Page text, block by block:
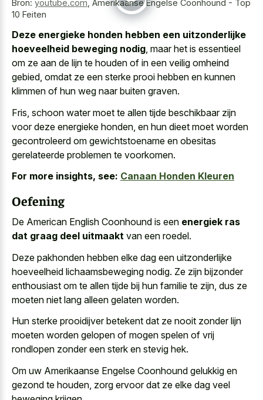
Bron: youtube.com Amerikaanse Engelse Coonhound - Top
10 Feiten
Deze energieke honden hebben een uitzonderlijke
hoeveelheid beweging nodig, maar het is essentieel
om ze aan de lijn te houden of in een veilig omheind
gebied, omdat ze een sterke prooi hebben en kunnen
klimmen of hun weg naar buiten graven.
Fris, schoon water moet te allen tijde beschikbaar zijn
voor deze energieke honden , en hun dieet moet worden
gecontroleerd om gewichtstoename en obesitas
gerelateerde problemen te voorkomen.
For more insights, see: Canaan Honden Kleuren
Oefening
De American English Coonhound is een energiek ras
dat graag deel uitmaakt van een roedel.
Deze pakhonden hebben elke dag een uitzonderlijke
hoeveelheid lichaamsbeweging nodig. Ze zijn bijzonder
enthousiast om te allen tijde bij hun familie te zijn, dus ze
moeten niet lang alleen gelaten worden.
Hun sterke prooidijver betekent dat ze nooit zonder lijn
moeten worden gelopen of mogen spelen of vrij
rondlopen zonder een sterk en stevig hek.
Om uw Amerikaanse Engelse Coonhound gelukkig en
gezond te houden, zorg ervoor dat ze elke dag veel